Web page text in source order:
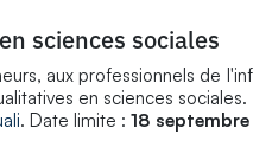
sciences sociales
aux professionnels de
en sciences
. Date limite : 18 septembre